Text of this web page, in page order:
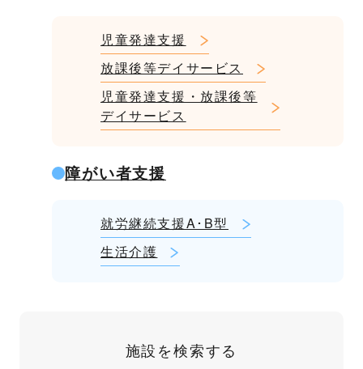
児童発達支援
放課後等デイサービス
児童発達支援・放課後等
デイサービス
障がい者支援
就労継続支援A･B型
生活介護
施設を検索する